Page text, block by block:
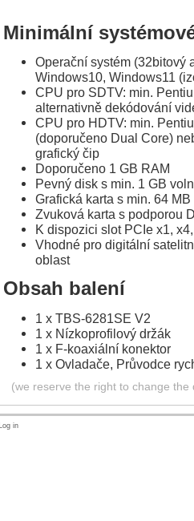
Minimální
Operační systém (32bitový
Windows10, Windows11
CPU pro SDTV: min.
alternativně dekódování
CPU pro HDTV: min.
(doporučeno Dual Core)
grafický čip
Doporučeno 1 GB RAM
Pevný disk s min. 1 GB
Grafická karta s min. 64
Zvuková karta s podporou
K dispozici slot PCIe x1,
Vhodné pro digitální
oblast
Obsah balení
1 x TBS-6281SE V2
1 x Nízkoprofilový držák
1 x F-koaxiální konektor
1 x Ovladače, Průvodce
(we reserve the right to change
Log in